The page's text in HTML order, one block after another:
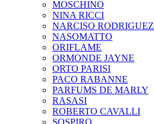
MOSCHINO
NINA RICCI
NARCISO RODRIGUEZ
NASOMATTO
ORIFLAME
ORMONDE JAYNE
ORTO PARISI
PACO RABANNE
PARFUMS DE MARLY
RASASI
ROBERTO CAVALLI
SOSPIRO